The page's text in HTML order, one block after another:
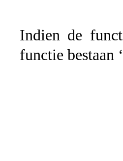
Indien de
functie bestaan